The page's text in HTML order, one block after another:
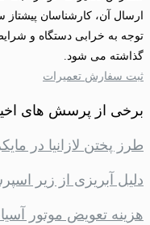
ارسال آن، کارشناسان
توجه به خرابی دستگاه و
گذاشته می شود.
ثبت سفارش تعمیرات
برخی از پرسش های
طرز پختن لازانیا در
دلیل آبریزی از زیر
هزینه تعویض موتور